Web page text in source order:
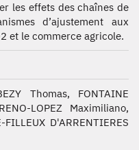
les effets des chaînes de
d’ajustement aux
et le commerce agricole.
Thomas, FONTAINE
LOPEZ Maximiliano,
D'ARRENTIERES